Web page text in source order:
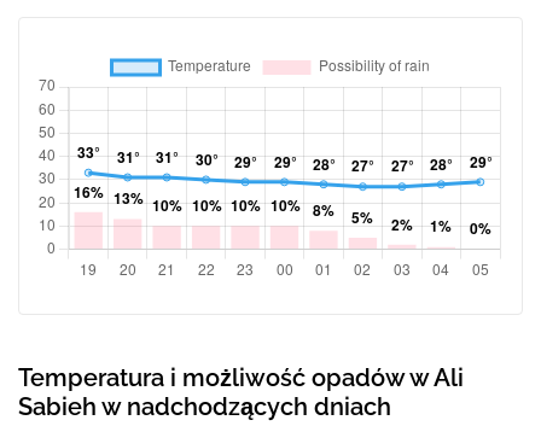
Temperatura i możliwość opadów w Ali
Sabieh w nadchodzących dniach